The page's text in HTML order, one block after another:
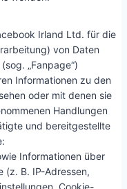
Irland Ltd. für die
von Daten
„Fanpage“)
Informationen zu den
oder mit denen sie
Handlungen
und bereitgestellte
Informationen über
(z. B. IP-Adressen,